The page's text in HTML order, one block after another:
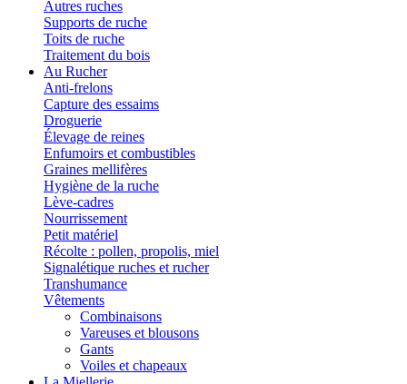
Autres ruches
Supports de ruche
Toits de ruche
Traitement du bois
Au Rucher
Anti-frelons
Capture des essaims
Droguerie
Élevage de reines
Enfumoirs et combustibles
Graines mellifères
Hygiène de la ruche
Lève-cadres
Nourrissement
Petit matériel
Récolte : pollen, propolis, miel
Signalétique ruches et rucher
Transhumance
Vêtements
Combinaisons
Vareuses et blousons
Gants
Voiles et chapeaux